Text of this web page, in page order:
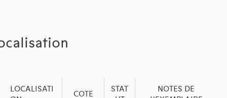
LOCALISATI
COTE
STAT
NOTES DE